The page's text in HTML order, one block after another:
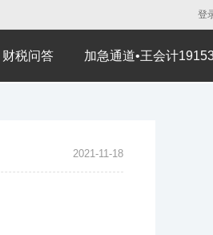
登
财税问答 加急通道•王会计
2021-11-18